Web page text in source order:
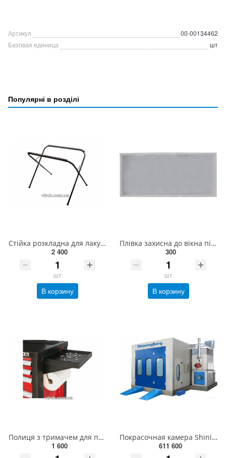
Артикул
00-00134462
Базовая единица
шт
Популярні в розділі
Стійка розкладна для лакування YATO [1] YT-5555
2 400
шт
В корзину
Плівка захисна до вікна піскоструйної камери YT-55841 YATO 548 х 250 мм, 4 шт [100] YT-55849
300
шт
В корзину
Полиця з тримачем для паперу YATO, 305x305x145мм [4] YT-0907
1 600
Покрасочная камера ShiningBerg
611 600